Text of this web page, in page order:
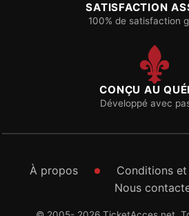
SATISFACTION
100% de satisfaction
CONÇU AU
Développé avec
À propos
Conditions
Nous